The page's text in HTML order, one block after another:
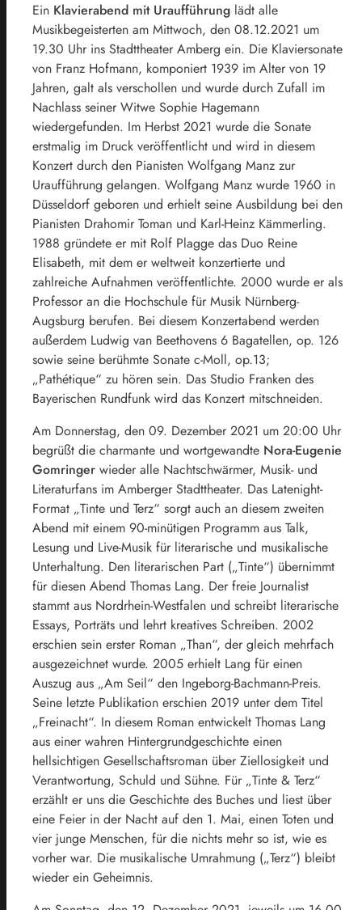
Ein Klavierabend mit Uraufführung lädt alle
Musikbegeisterten am Mittwoch, den 08.12.2021 um
19.30 Uhr ins Stadttheater Amberg ein. Die Klaviersonate
von Franz Hofmann, komponiert 1939 im Alter von 19
Jahren, galt als verschollen und wurde durch Zufall im
Nachlass seiner Witwe Sophie Hagemann
wiedergefunden. Im Herbst 2021 wurde die Sonate
erstmalig im Druck veröffentlicht und wird in diesem
Konzert durch den Pianisten Wolfgang Manz zur
Uraufführung gelangen. Wolfgang Manz wurde 1960 in
Düsseldorf geboren und erhielt seine Ausbildung bei den
Pianisten Drahomir Toman und Karl-Heinz Kämmerling.
1988 gründete er mit Rolf Plagge das Duo Reine
Elisabeth, mit dem er weltweit konzertierte und
zahlreiche Aufnahmen veröffentlichte. 2000 wurde er als
Professor an die Hochschule für Musik Nürnberg-
Augsburg berufen. Bei diesem Konzertabend werden
außerdem Ludwig van Beethovens 6 Bagatellen, op. 126
sowie seine berühmte Sonate c-Moll, op.13;
„Pathétique“ zu hören sein. Das Studio Franken des
Bayerischen Rundfunk wird das Konzert mitschneiden.
Am Donnerstag, den 09. Dezember 2021 um 20:00 Uhr
begrüßt die charmante und wortgewandte Nora-Eugenie
Gomringer wieder alle Nachtschwärmer, Musik- und
Literaturfans im Amberger Stadttheater. Das Latenight-
Format „Tinte und Terz“ sorgt auch an diesem zweiten
Abend mit einem 90-minütigen Programm aus Talk,
Lesung und Live-Musik für literarische und musikalische
Unterhaltung. Den literarischen Part („Tinte“) übernimmt
für diesen Abend Thomas Lang. Der freie Journalist
stammt aus Nordrhein-Westfalen und schreibt literarische
Essays, Porträts und lehrt kreatives Schreiben. 2002
erschien sein erster Roman „Than“, der gleich mehrfach
ausgezeichnet wurde. 2005 erhielt Lang für einen
Auszug aus „Am Seil“ den Ingeborg-Bachmann-Preis.
Seine letzte Publikation erschien 2019 unter dem Titel
„Freinacht“. In diesem Roman entwickelt Thomas Lang
aus einer wahren Hintergrundgeschichte einen
hellsichtigen Gesellschaftsroman über Ziellosigkeit und
Verantwortung, Schuld und Sühne. Für „Tinte & Terz“
erzählt er uns die Geschichte des Buches und liest über
eine Feier in der Nacht auf den 1. Mai, einen Toten und
vier junge Menschen, für die nichts mehr so ist, wie es
vorher war. Die musikalische Umrahmung („Terz“) bleibt
wieder ein Geheimnis.